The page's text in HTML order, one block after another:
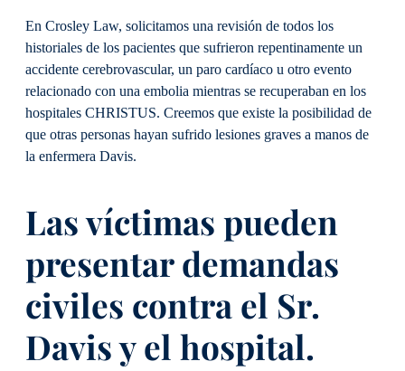
En Crosley Law, solicitamos una revisión de todos los
historiales de los pacientes que sufrieron repentinamente un
accidente cerebrovascular, un paro cardíaco u otro evento
relacionado con una embolia mientras se recuperaban en los
hospitales CHRISTUS. Creemos que existe la posibilidad de
que otras personas hayan sufrido lesiones graves a manos de
la enfermera Davis.
Las víctimas pueden
presentar demandas
civiles contra el Sr.
Davis y el hospital.